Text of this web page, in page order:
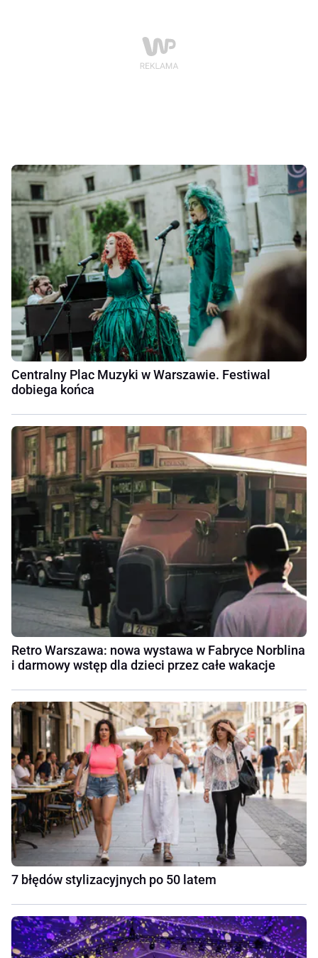
Centralny Plac Muzyki w Warszawie. Festiwal
dobiega końca
Retro Warszawa: nowa wystawa w Fabryce Norblina
i darmowy wstęp dla dzieci przez całe wakacje
7 błędów stylizacyjnych po 50 latem